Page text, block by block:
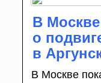
В Москве
о
в
В Москве